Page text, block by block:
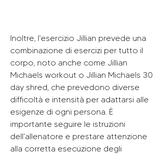
Inoltre, l'esercizio Jillian prevede una
combinazione di esercizi per tutto il
corpo, noto anche come Jillian
Michaels workout o Jillian Michaels 30
day shred, che prevedono diverse
difficoltà e intensità per adattarsi alle
esigenze di ogni persona. È
importante seguire le istruzioni
dell'allenatore e prestare attenzione
alla corretta esecuzione degli